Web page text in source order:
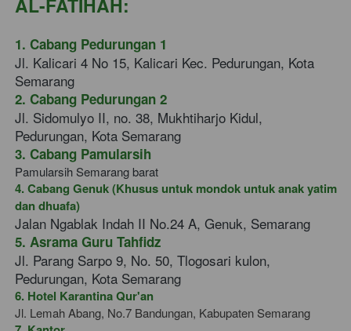
1. Cabang Pedurungan 1
Jl. Kalicari 4 No 15, Kalicari Kec. Pedurungan, Kota
Semarang
2. Cabang Pedurungan 2
Jl. Sidomulyo II, no. 38, Mukhtiharjo Kidul,
Pedurungan, Kota Semarang
3. Cabang Pamularsih
Pamularsih Semarang barat
4. Cabang Genuk (Khusus untuk mondok untuk anak yatim
dan dhuafa)
Jalan Ngablak Indah II No.24 A, Genuk, Semarang
5. Asrama Guru Tahfidz
Jl. Parang Sarpo 9, No. 50, Tlogosari kulon,
Pedurungan, Kota Semarang
6. Hotel Karantina Qur'an
Jl. Lemah Abang, No.7 Bandungan, Kabupaten Semarang